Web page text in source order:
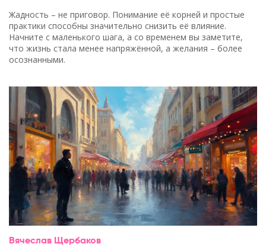
Жадность – не приговор. Понимание её корней и простые
практики способны значительно снизить её влияние.
Начните с маленького шага, а со временем вы заметите,
что жизнь стала менее напряжённой, а желания – более
осознанными.
Вячеслав Щербаков